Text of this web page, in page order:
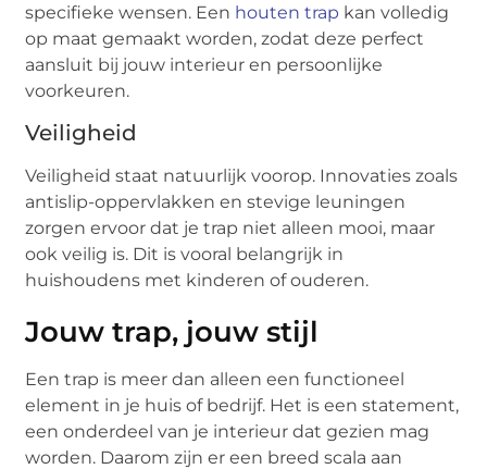
specifieke wensen. Een houten trap kan volledig
op maat gemaakt worden, zodat deze perfect
aansluit bij jouw interieur en persoonlijke
voorkeuren.
Veiligheid
Veiligheid staat natuurlijk voorop. Innovaties zoals
antislip-oppervlakken en stevige leuningen
zorgen ervoor dat je trap niet alleen mooi, maar
ook veilig is. Dit is vooral belangrijk in
huishoudens met kinderen of ouderen.
Jouw trap, jouw stijl
Een trap is meer dan alleen een functioneel
element in je huis of bedrijf. Het is een statement,
een onderdeel van je interieur dat gezien mag
worden. Daarom zijn er een breed scala aan